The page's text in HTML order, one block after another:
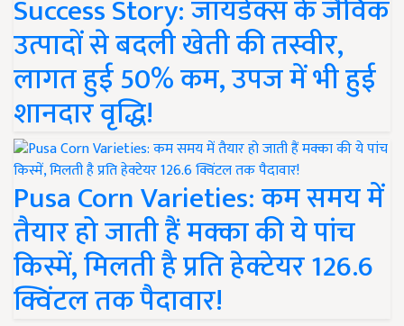
Success Story: जायडेक्स के जैविक
उत्पादों से बदली खेती की तस्वीर,
लागत हुई 50% कम, उपज में भी हुई
शानदार वृद्धि!
Pusa Corn Varieties: कम समय में
तैयार हो जाती हैं मक्का की ये पांच
किस्में, मिलती है प्रति हेक्टेयर 126.6
क्विंटल तक पैदावार!